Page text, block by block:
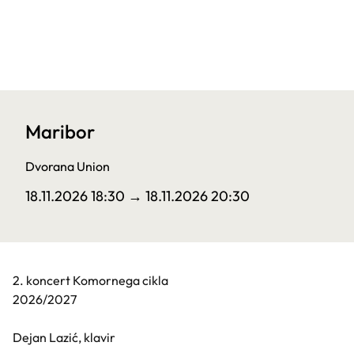
Maribor
Dvorana Union
18.11.2026 18:30 → 18.11.2026 20:30
2. koncert Komornega cikla
2026/2027
Dejan Lazić, klavir